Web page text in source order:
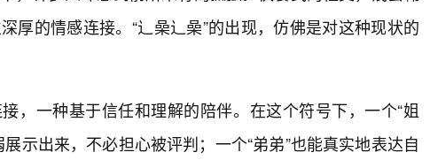
厚的情感连接。“辶喿辶喿”的出现，仿佛是对这种现状的
，一种基于信任和理解的陪伴。在这个符号下，一个“姐
示出来，不必担心被评判；一个“弟弟”也能真实地表达自